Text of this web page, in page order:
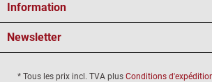
Information
Newsletter
* Tous les prix incl. TVA plus Conditions